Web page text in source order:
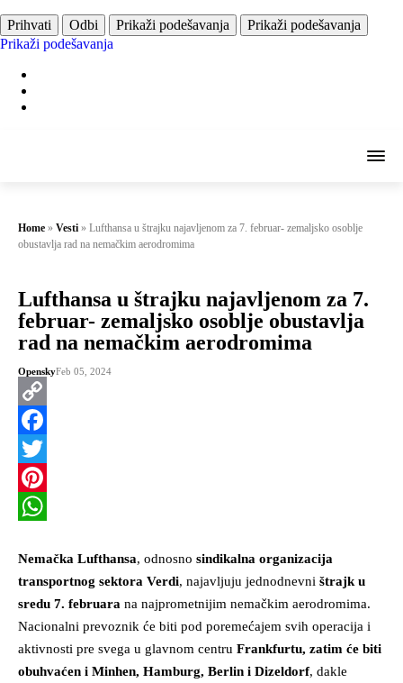
Prihvati Odbi Prikaži podešavanja
Prikaži podešavanja
Prikaži podešavanja
Home » Vesti » Lufthansa u štrajku najavljenom za 7. februar- zemaljsko osoblje
obustavlja rad na nemačkim aerodromima
Lufthansa u štrajku najavljenom za 7.
februar- zemaljsko osoblje obustavlja
rad na nemačkim aerodromima
OpenskyFeb 05, 2024
Copy
Link
Facebook
Twitter
Pinterest
Nemačka Lufthansa, odnosno sindikalna organizacija
transportnog sektora Verdi, najavljuju jednodnevni štrajk u
sredu 7. februara na najprometnijim nemačkim aerodromima.
Nacionalni prevoznik će biti pod poremećajem svih operacija i
aktivnosti pre svega u glavnom centru Frankfurtu, zatim će biti
obuhvaćen i Minhen, Hamburg, Berlin i Dizeldorf, dakle